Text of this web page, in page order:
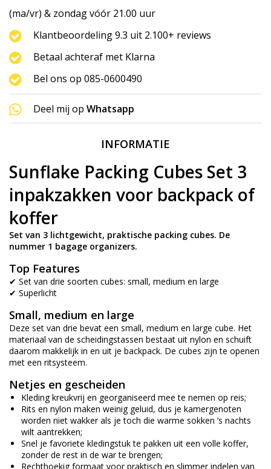
(ma/vr) & zondag vóór 21.00 uur
Klantbeoordeling 9.3 uit 2.100+ reviews
Betaal achteraf met Klarna
Bel ons op 085-0600490
Deel mij op Whatsapp
INFORMATIE
Sunflake Packing Cubes Set 3
inpakzakken voor backpack of
koffer
Set van 3 lichtgewicht, praktische packing cubes. De
nummer 1 bagage organizers.
Top Features
✔ Set van drie soorten cubes: small, medium en large
✔ Superlicht
Small, medium en large
Deze set van drie bevat een small, medium en large cube. Het
materiaal van de scheidingstassen bestaat uit nylon en schuift
daarom makkelijk in en uit je backpack. De cubes zijn te openen
met een ritsysteem.
Netjes en gescheiden
Kleding kreukvrij en georganiseerd mee te nemen op reis;
Rits en nylon maken weinig geluid, dus je kamergenoten
worden niet wakker als je toch die warme sokken ’s nachts
wilt aantrekken;
Snel je favoriete kledingstuk te pakken uit een volle koffer,
zonder de rest in de war te brengen;
Rechthoekig formaat voor praktisch en slimmer indelen van